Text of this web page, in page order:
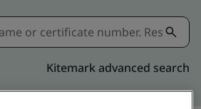
Kitemark advanced search